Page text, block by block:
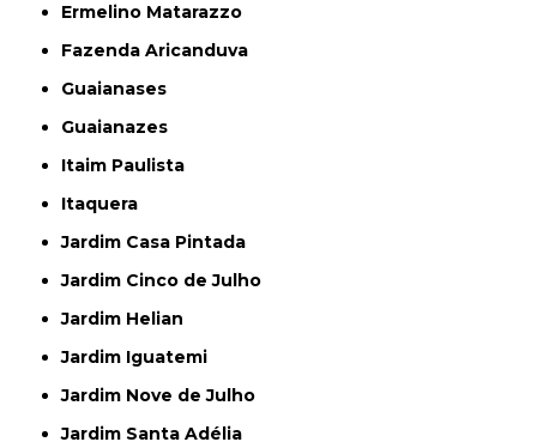
Ermelino Matarazzo
Fazenda Aricanduva
Guaianases
Guaianazes
Itaim Paulista
Itaquera
Jardim Casa Pintada
Jardim Cinco de Julho
Jardim Helian
Jardim Iguatemi
Jardim Nove de Julho
Jardim Santa Adélia